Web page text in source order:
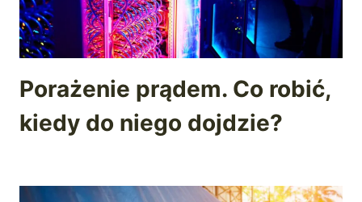
Porażenie prądem. Co robić,
kiedy do niego dojdzie?